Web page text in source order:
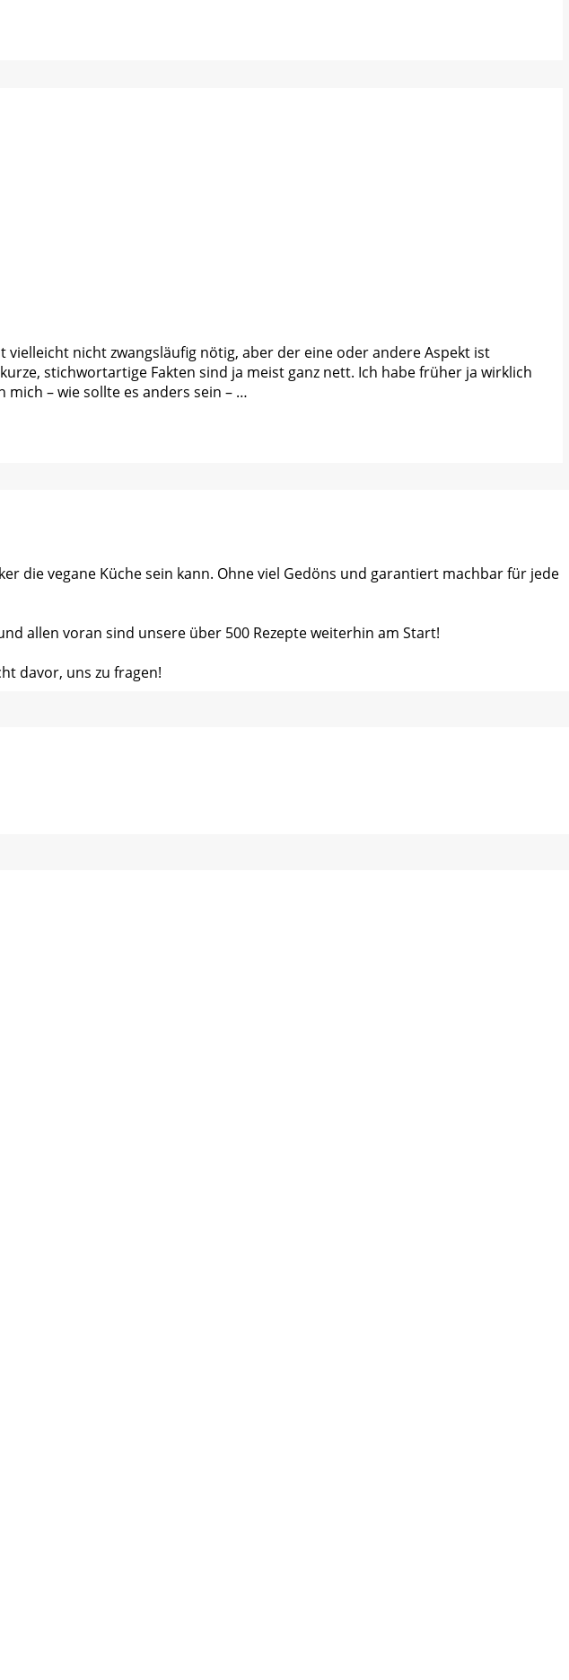
nicht zwangsläufig nötig, aber der eine oder andere Aspekt ist
stichwortartige Fakten sind ja meist ganz nett. Ich habe früher ja wirklich
mich – wie sollte es anders sein – …
die vegane Küche sein kann. Ohne viel Gedöns und garantiert machbar für jede
allen voran sind unsere über 500 Rezepte weiterhin am Start!
davor, uns zu fragen!